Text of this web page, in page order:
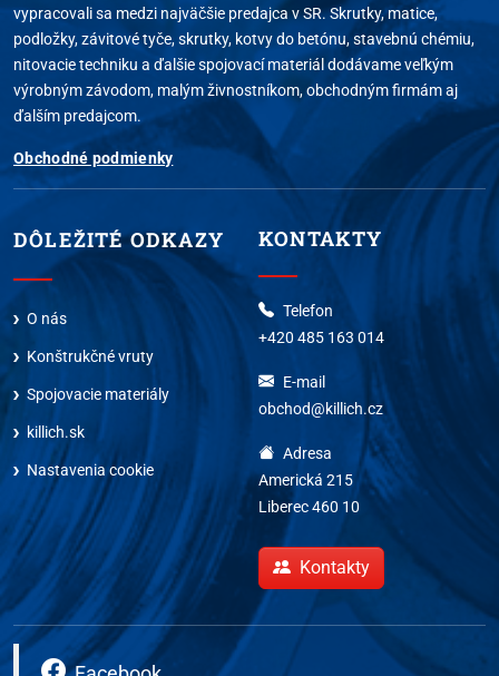
vypracovali sa medzi najväčšie predajca v SR. Skrutky, matice,
podložky, závitové tyče, skrutky, kotvy do betónu, stavebnú chémiu,
nitovacie techniku a ďalšie spojovací materiál dodávame veľkým
výrobným závodom, malým živnostníkom, obchodným firmám aj
ďalším predajcom.
Obchodné podmienky
DÔLEŽITÉ ODKAZY
O nás
Konštrukčné vruty
Spojovacie materiály
killich.sk
Nastavenia cookie
KONTAKTY
Telefon
+420 485 163 014
E-mail
obchod@killich.cz
Adresa
Americká 215
Liberec 460 10
Kontakty